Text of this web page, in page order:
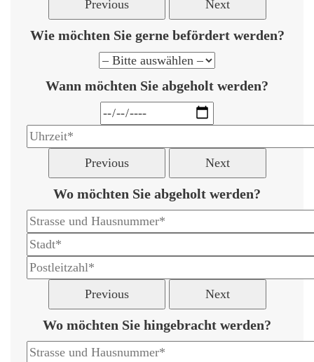
Previous
Next
Wie möchten Sie gerne befördert werden?
Wann möchten Sie abgeholt werden?
Previous Next
Wo möchten Sie abgeholt werden?
Previous Next
Wo möchten Sie hingebracht werden?